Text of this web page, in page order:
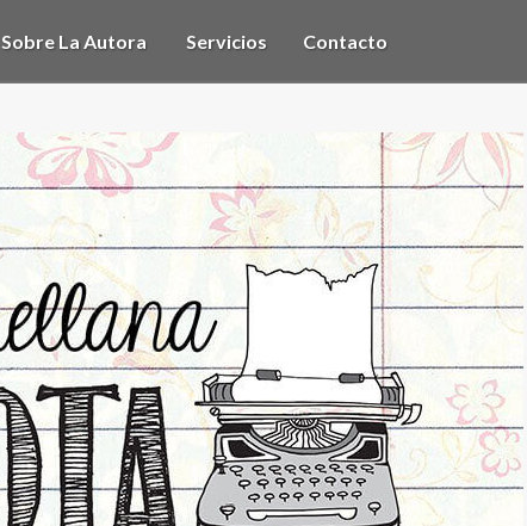
Sobre La Autora Servicios Contacto